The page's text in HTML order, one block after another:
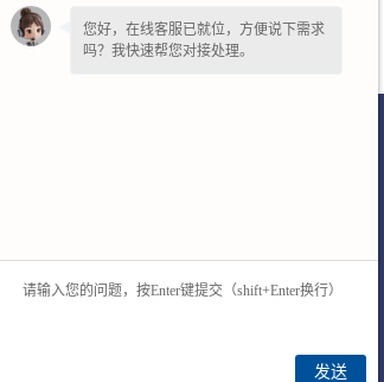
福建环保封闭筛
南太行重型机械股份有限公司主营产
您好，在线客服已就位，方便说下需求
吗？我快速帮您对接处理。
发送